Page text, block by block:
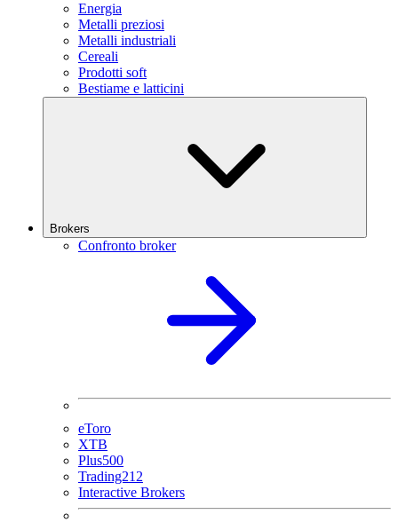
Energia
Metalli preziosi
Metalli industriali
Cereali
Prodotti soft
Bestiame e latticini
Brokers
Confronto broker
eToro
XTB
Plus500
Trading212
Interactive Brokers